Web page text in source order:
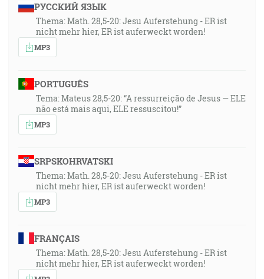
РУССКИЙ ЯЗЫК
Thema: Math. 28,5-20: Jesu Auferstehung - ER ist
nicht mehr hier, ER ist auferweckt worden!
MP3
PORTUGUÊS
Tema: Mateus 28,5-20: “A ressurreição de Jesus — ELE
não está mais aqui, ELE ressuscitou!”
MP3
SRPSKOHRVATSKI
Thema: Math. 28,5-20: Jesu Auferstehung - ER ist
nicht mehr hier, ER ist auferweckt worden!
MP3
FRANÇAIS
Thema: Math. 28,5-20: Jesu Auferstehung - ER ist
nicht mehr hier, ER ist auferweckt worden!